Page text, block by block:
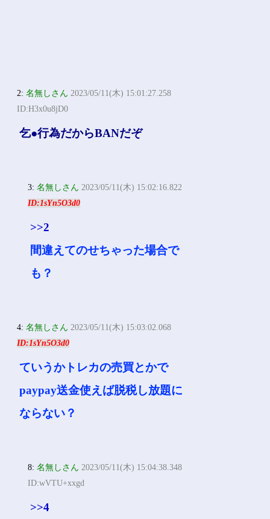
2:名無しさん 2023/05/11(木) 15:01:27.258
ID:H3x0u8jD0
乞●行為だからBANだぞ
3:名無しさん 2023/05/11(木) 15:02:16.822
ID:1sYn5O3d0
>>2
間違えてのせちゃった場合で
も？
4:名無しさん 2023/05/11(木) 15:03:02.068
ID:1sYn5O3d0
ていうかトレカの売買とかで
paypay送金使えば脱税し放題に
ならない？
8:名無しさん 2023/05/11(木) 15:04:38.348
ID:wVTU+xxgd
>>4